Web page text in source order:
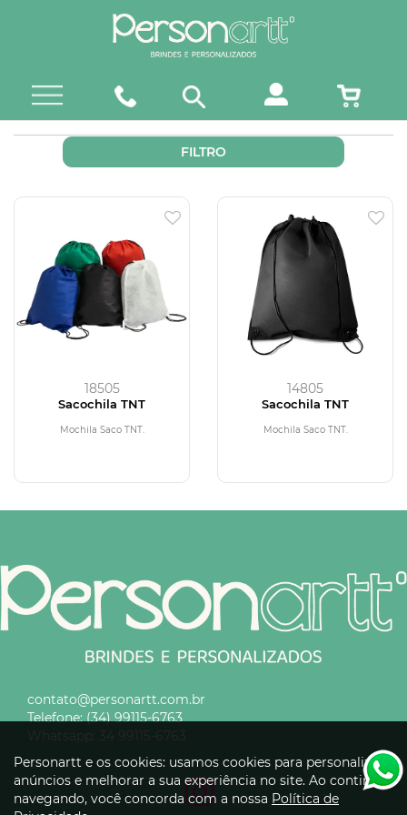
FILTRO
18505
Sacochila TNT
Mochila Saco TNT.
14805
Sacochila TNT
Mochila Saco TNT.
contato@personartt.com.br
Telefone:(34) 99115-6763
Whatsapp:
34 99115-6763
Personartt e os cookies: usamos cookies para personalizar
anúncios e melhorar a sua experiência no site. Ao continuar
navegando, você concorda com a nossa Política de